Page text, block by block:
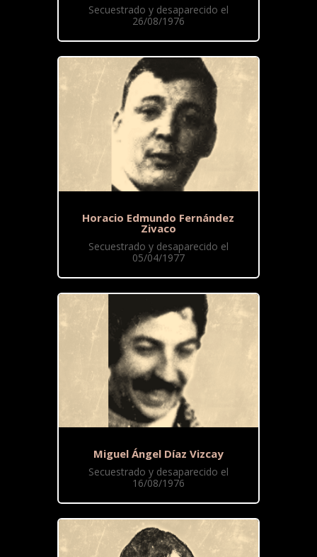
Secuestrado y desaparecido el
26/08/1976
Horacio Edmundo Fernández
Zivaco
Secuestrado y desaparecido el
05/04/1977
Miguel Ángel Díaz Vizcay
Secuestrado y desaparecido el
16/08/1976